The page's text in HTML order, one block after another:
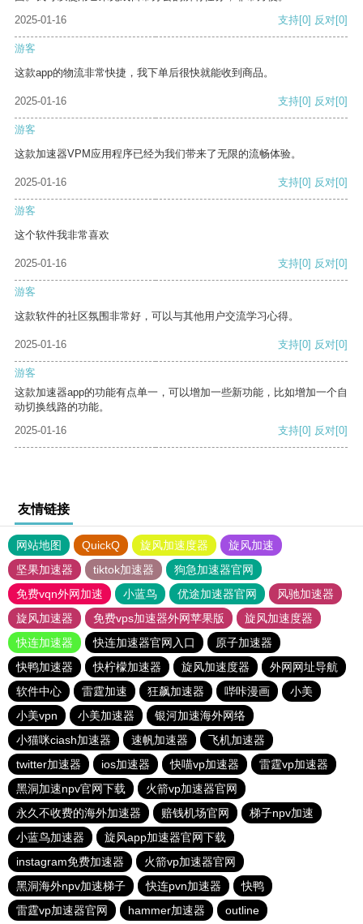
2025-01-16
支持[0] 反对[0]
游客
这款app的物流非常快捷，我下单后很快就能收到商品。
2025-01-16 支持[0] 反对[0]
游客
这款加速器VPM应用程序已经为我们带来了无限的流畅体验。
2025-01-16 支持[0] 反对[0]
游客
这个软件我非常喜欢
2025-01-16 支持[0] 反对[0]
游客
这款软件的社区氛围非常好，可以与其他用户交流学习心得。
2025-01-16 支持[0] 反对[0]
游客
这款加速器app的功能有点单一，可以增加一些新功能，比如增加一个自
动切换线路的功能。
2025-01-16
支持[0] 反对[0]
友情链接
网站地图 QuickQ 旋风加速度器
旋风加速
坚果加速器
tiktok加速器
狗急加速器官网
免费vqn外网加速
小蓝鸟 优途加速器官网
风驰加速器
旋风加速器
免费vps加速器外网苹果版
旋风加速度器
快连加速器
快连加速器官网入口
原子加速器
快鸭加速器
快柠檬加速器 旋风加速度器
外网网址导航
软件中心
雷霆加速 狂飙加速器 哔咔漫画
小美
小美vpn
小美加速器
银河加速海外网络
小猫咪ciash加速器
速帆加速器
飞机加速器
twitter加速器
ios加速器 快喵vp加速器
雷霆vp加速器
黑洞加速npv官网下载
火箭vp加速器官网
永久不收费的海外加速器
赔钱机场官网
梯子npv加速
小蓝鸟加速器
旋风app加速器官网下载
instagram免费加速器
火箭vp加速器官网
黑洞海外npv加速梯子
快连pvn加速器
快鸭
雷霆vp加速器官网
hammer加速器 outline